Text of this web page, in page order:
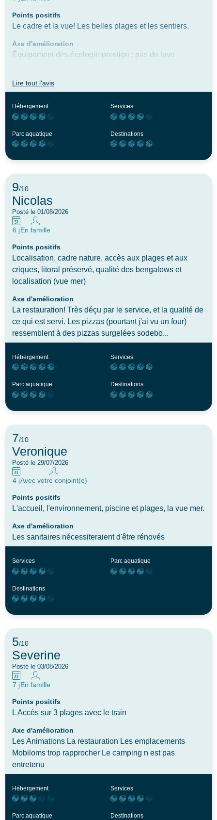
Points positifs
Le cadre et la vue! Les belles plages et les sentiers.
Axe d'amélioration
Équipement des écologie prestige : pas de lave
allées ; papiers, déchets... piscine pas très propre et
Lire tout l'avis
Hébergement Services
Parc aquatique Destinations
9/10
Nicolas
Posté le 01/08/2026
6 jEn famille
Points positifs
Localisation, cadre nature, accès aux plages et aux
criques, litoral préservé, qualité des bengalows et
localisation (vue mer)
Axe d'amélioration
La restauration! Très déçu par le service, et la qualité de
ce qui est servi. Les pizzas (pourtant j'ai vu un four)
ressemblent à des pizzas surgelées sodebo...
Hébergement Services
Parc aquatique Destinations
7/10
Veronique
Posté le 29/07/2026
4 jAvec votre conjoint(e)
Points positifs
L'accueil, l'environnement, piscine et plages, la vue mer.
Axe d'amélioration
Les sanitaires nécessiteraient d'être rénovés
Services Parc aquatique
Destinations
5/10
Severine
Posté le 03/08/2026
7 jEn famille
Points positifs
L Accès sur 3 plages avec le train
Axe d'amélioration
Les Animations La restauration Les emplacements
Mobiloms trop rapprocher Le camping n est pas
entretenu
Hébergement Services
Parc aquatique Destinations